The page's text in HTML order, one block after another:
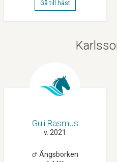
Gå till häst
Guli Rasmus
v. 2021
Ängsborken